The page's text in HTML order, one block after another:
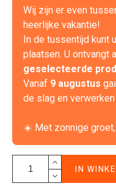
Wij zijn er even
heerlijke vakantie!
In de tussentijd kunt
plaatsen. U ontvangt
geselecteerde
Vanaf 9 augustus
de slag en
☀️ Met zonnige groet,
IN